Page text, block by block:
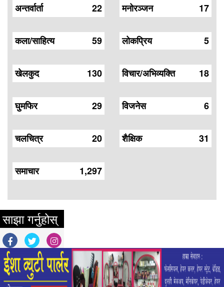
22
अन्तर्वार्ता
59
कला/साहित्य
130
खेलकुद
29
घुमफिर
20
चलचित्र
17
मनोरञ्जन
5
लोकप्रिय
18
विचार/अभिव्यक्ति
6
विजनेस
31
शैक्षिक
1,297
समाचार
साझा गर्नुहोस्